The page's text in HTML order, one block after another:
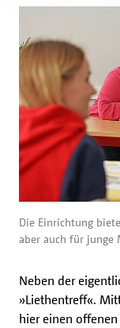
Die Einrichtung
aber auch für junge
Neben der
»Liethentreff«.
hier einen